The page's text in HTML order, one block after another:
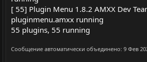
[ 55] Plugin Menu 1.8.2 AMXX Dev
pluginmenu.amxx running
55 plugins, 55 running
Сообщение автоматически объединено: 9 Фев